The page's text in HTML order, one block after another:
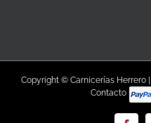
Copyright © Carnicerías Herrero |
Contacto